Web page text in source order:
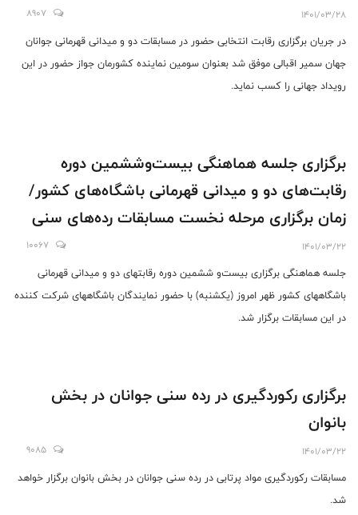
1401/03/28
8907
در جریان برگزاری رقابت انتخابی حضور در مسابقات دو و میدانی قهرمانی جوانان
جهان سمیر اقبالی موفق شد بعنوان سومین نماینده کشورمان جواز حضور در این
رویداد جهانی را کسب نماید.
برگزاری جلسه هماهنگی بیست‌‌وششمین دوره
رقابت‌های دو و میدانی قهرمانی باشگاه‌های کشور/
زمان برگزاری مرحله نخست مسابقات رده‌های سنی
بزرگسالان و جوانان مشخص شد
1401/03/22
10067
جلسه هماهنگی برگزاری بیست‌و ششمین دوره رقابتهای دو و میدانی قهرمانی
باشگاههای کشور ظهر امروز (یکشنبه) با حضور نمایندگان باشگاههای شرکت کننده
در این مسابقات برگزار شد.
برگزاری رکوردگیری در رده‌ سنی جوانان در بخش
بانوان
1401/03/22
9085
مسابقات رکوردگیری مواد پرتابی در رده سنی جوانان در بخش بانوان برگزار خواهد
شد.